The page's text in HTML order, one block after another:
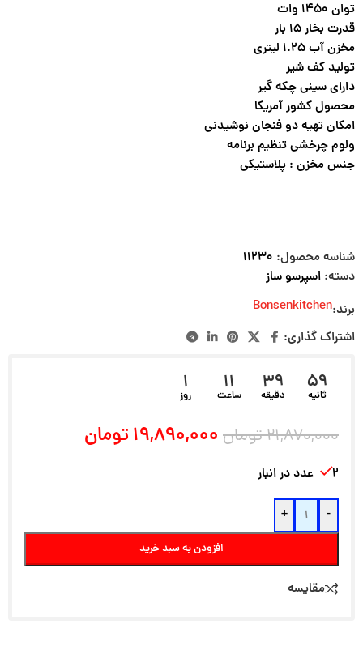
توان ۱۴۵۰ وات
قدرت بخار ۱۵ بار
مخزن آب ۱.۲۵ لیتری
تولید کف شیر
دارای سینی چکه گیر
محصول کشور آمریکا
امکان تهیه دو فنجان نوشیدنی
ولوم چرخشی تنظیم برنامه
جنس مخزن : پلاستیکی
شناسه محصول: ۱۱۲۳۰
دسته: اسپرسو ساز
برند:Bonsenkitchen
اشتراک گذاری:
1
روز
11
ساعت
39
دقیقه
58
ثانیه
۲۱,۸۷۰,۰۰۰تومان ۱۹,۸۹۰,۰۰۰تومان
۲ عدد در انبار
-
+
افزودن به سبد خرید
مقایسه